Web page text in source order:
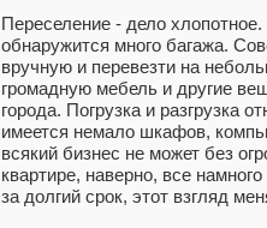
Переселение - дело
обнаружится много багажа.
вручную и перевезти на
громадную мебель и другие
города. Погрузка и разгрузка
имеется немало шкафов,
всякий бизнес не может без
квартире, наверно, все
за долгий срок, этот взгляд